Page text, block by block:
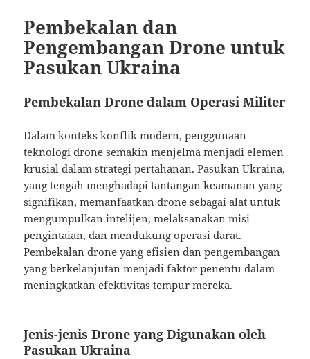
Pembekalan dan
Pengembangan Drone untuk
Pasukan Ukraina
Pembekalan Drone dalam Operasi Militer
Dalam konteks konflik modern, penggunaan
teknologi drone semakin menjelma menjadi elemen
krusial dalam strategi pertahanan. Pasukan Ukraina,
yang tengah menghadapi tantangan keamanan yang
signifikan, memanfaatkan drone sebagai alat untuk
mengumpulkan intelijen, melaksanakan misi
pengintaian, dan mendukung operasi darat.
Pembekalan drone yang efisien dan pengembangan
yang berkelanjutan menjadi faktor penentu dalam
meningkatkan efektivitas tempur mereka.
Jenis-jenis Drone yang Digunakan oleh
Pasukan Ukraina